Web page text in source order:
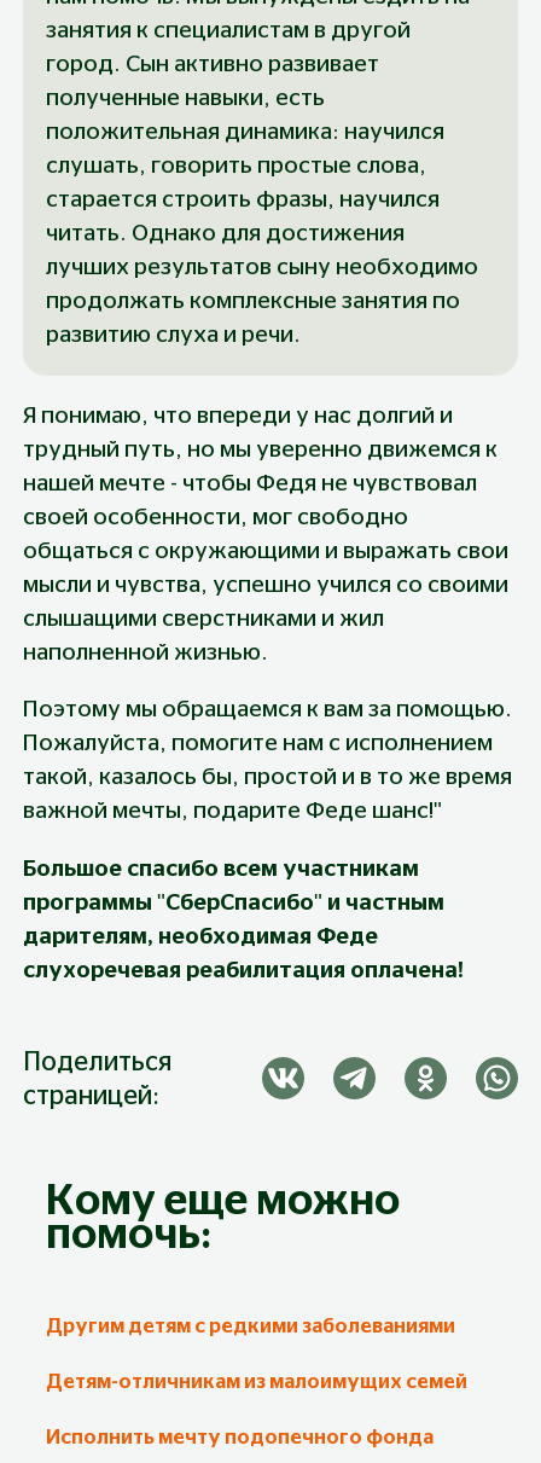
занятия к специалистам в другой
город. Сын активно развивает
полученные навыки, есть
положительная динамика: научился
слушать, говорить простые слова,
старается строить фразы, научился
читать. Однако для достижения
лучших результатов сыну необходимо
продолжать комплексные занятия по
развитию слуха и речи.
Я понимаю, что впереди у нас долгий и
трудный путь, но мы уверенно движемся к
нашей мечте - чтобы Федя не чувствовал
своей особенности, мог свободно
общаться с окружающими и выражать свои
мысли и чувства, успешно учился со своими
слышащими сверстниками и жил
наполненной жизнью.
Поэтому мы обращаемся к вам за помощью.
Пожалуйста, помогите нам с исполнением
такой, казалось бы, простой и в то же время
важной мечты, подарите Феде шанс!"
Большое спасибо всем участникам
программы "СберСпасибо" и частным
дарителям, необходимая Феде
слухоречевая реабилитация оплачена!
Поделиться
страницей:
Кому еще можно
помочь:
Другим детям с редкими заболеваниями
Детям-отличникам из малоимущих семей
Исполнить мечту подопечного фонда